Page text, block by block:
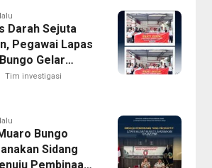
Tahun 2026
Darah Sejuta
Pegawai Lapas
Gelar
Bakti Sosial
Dalam
Republik
Ke-81
Tim investigasi
Bungo
Sidang
Pembinaan